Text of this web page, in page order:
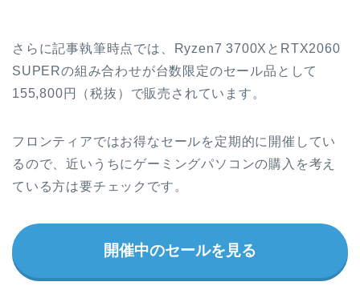
さらに記事執筆時点では、Ryzen7 3700XとRTX2060
SUPERの組み合わせが台数限定のセール品として
155,800円（税抜）で販売されています。
フロンティアではお得なセールを定期的に開催してい
るので、近いうちにゲーミングパソコンの購入を考え
ている方は要チェックです。
開催中のセールを見る